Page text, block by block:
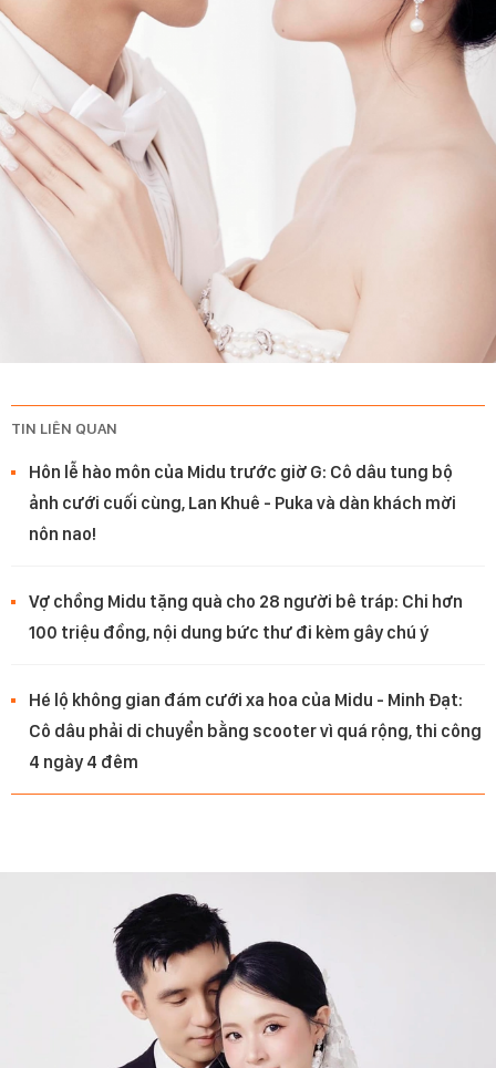
TIN LIÊN QUAN
Hôn lễ hào môn của Midu trước giờ G: Cô dâu tung bộ
ảnh cưới cuối cùng, Lan Khuê - Puka và dàn khách mời
nôn nao!
Vợ chồng Midu tặng quà cho 28 người bê tráp: Chi hơn
100 triệu đồng, nội dung bức thư đi kèm gây chú ý
Hé lộ không gian đám cưới xa hoa của Midu - Minh Đạt:
Cô dâu phải di chuyển bằng scooter vì quá rộng, thi công
4 ngày 4 đêm